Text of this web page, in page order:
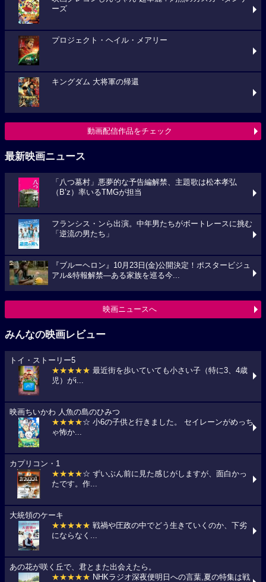
ーズ
プロジェクト・ヘイル・メアリー
キングダム 大将軍の帰還
動画配信作品をチェック
最新映画ニュース
「八つ墓村」悪夢的な予告編解禁、主題歌は松本孝弘
（B’z）率いるTMGが担当
フランシス・ンら出演。中年男たちがボートレースに挑む
「逆流の男たち」
『ブルーヘロン』10月23日(金)公開決定！ポスタービジュ
アル&特報解禁―ある家族を巡る今...
映画ニュースへ
みんなの映画レビュー
トイ・ストーリー5
★★★★★ 最近街を歩いていても小さい子（特に3、4歳
児）がi...
映画ちいかわ 人魚の島のひみつ
★★★★☆ 小6の子供と行きました。 セイレーンがめっち
ゃ怖か...
カプリコン・1
★★★★☆ ずいぶん前に見た感じがしますが、面白かっ
たです。作...
大統領のケーキ
★★★★★ 戦禍や圧政の中でどう生きていくのか、下劣
にならなく...
あの花が咲く丘で、君とまた出会えたら。
★★★★★ NHKラジオ深夜便明日への言葉,夏の特集は戦